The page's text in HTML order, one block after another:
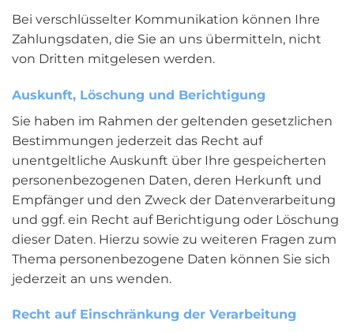
Bei verschlüsselter Kommunikation können Ihre
Zahlungsdaten, die Sie an uns übermitteln, nicht
von Dritten mitgelesen werden.
Auskunft, Löschung und Berichtigung
Sie haben im Rahmen der geltenden gesetzlichen
Bestimmungen jederzeit das Recht auf
unentgeltliche Auskunft über Ihre gespeicherten
personenbezogenen Daten, deren Herkunft und
Empfänger und den Zweck der Datenverarbeitung
und ggf. ein Recht auf Berichtigung oder Löschung
dieser Daten. Hierzu sowie zu weiteren Fragen zum
Thema personenbezogene Daten können Sie sich
jederzeit an uns wenden.
Recht auf Einschränkung der Verarbeitung